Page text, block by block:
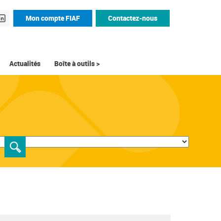
Mon compte FIAF Contactez-nous
Actualités Boîte à outils >